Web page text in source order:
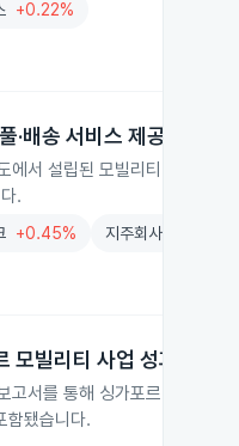
+0.22%
배송 서비스 제공하며 해
서 설립된 모빌리티 플랫폼으
.
+0.45% 지주회사
빌리티 사업 성과 공개
서를 통해 싱가포르 모빌리티
함됐습니다.